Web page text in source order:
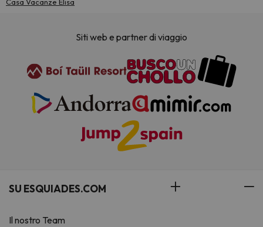
Siti web e partner di viaggio
SU ESQUIADES.COM
Il nostro Team